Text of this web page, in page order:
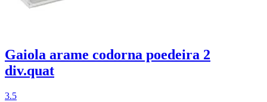
Gaiola arame codorna poedeira 2
div.quat
3.5